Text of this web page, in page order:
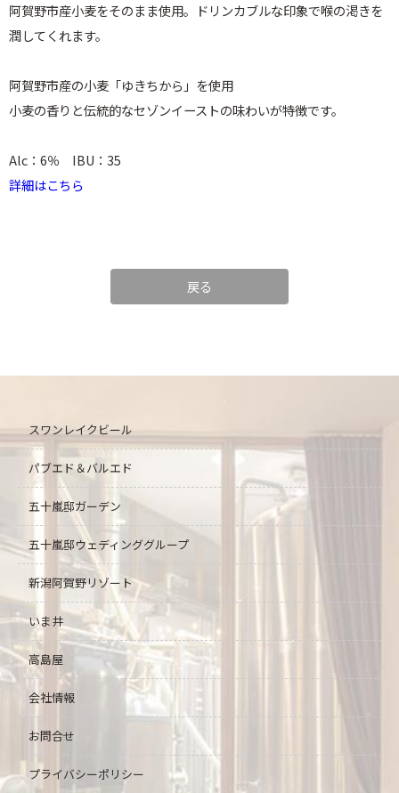
阿賀野市産小麦をそのまま使用。ドリンカブルな印象で喉の渇きを
潤してくれます。
阿賀野市産の小麦「ゆきちから」を使用
小麦の香りと伝統的なセゾンイーストの味わいが特徴です。
Alc：6％ IBU：35
詳細はこちら
戻る
スワンレイクビール
パブエド＆バルエド
五十嵐邸ガーデン
五十嵐邸ウェディンググループ
新潟阿賀野リゾート
いま井
高島屋
会社情報
お問合せ
プライバシーポリシー